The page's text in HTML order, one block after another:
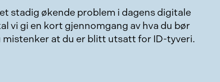
stadig økende problem i dagens digitale
vi gi en kort gjennomgang av hva du bør
mistenker at du er blitt utsatt for ID-tyveri.